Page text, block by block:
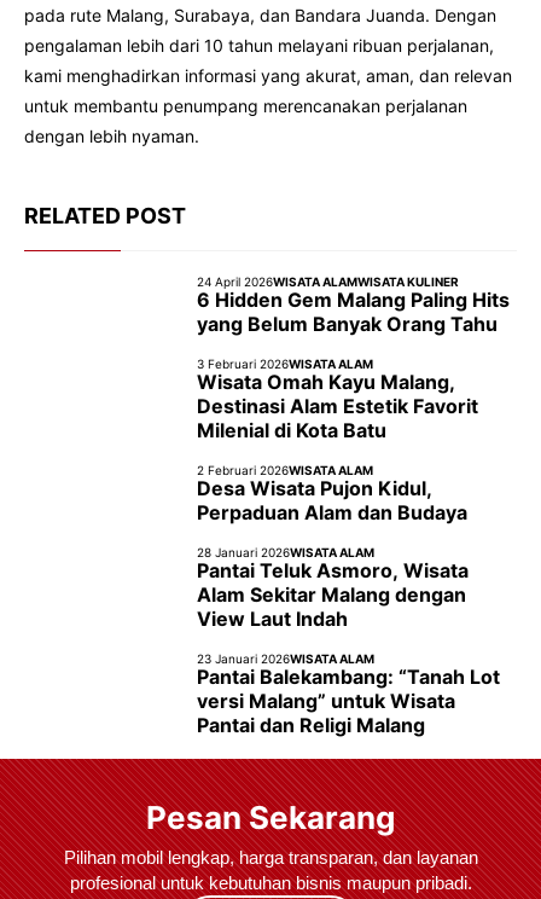
pada rute Malang, Surabaya, dan Bandara Juanda. Dengan
pengalaman lebih dari 10 tahun melayani ribuan perjalanan,
kami menghadirkan informasi yang akurat, aman, dan relevan
untuk membantu penumpang merencanakan perjalanan
dengan lebih nyaman.
RELATED POST
24 April 2026WISATA ALAMWISATA KULINER
6 Hidden Gem Malang Paling Hits
yang Belum Banyak Orang Tahu
3 Februari 2026WISATA ALAM
Wisata Omah Kayu Malang,
Destinasi Alam Estetik Favorit
Milenial di Kota Batu
2 Februari 2026WISATA ALAM
Desa Wisata Pujon Kidul,
Perpaduan Alam dan Budaya
28 Januari 2026WISATA ALAM
Pantai Teluk Asmoro, Wisata
Alam Sekitar Malang dengan
View Laut Indah
23 Januari 2026WISATA ALAM
Pantai Balekambang: “Tanah Lot
versi Malang” untuk Wisata
Pantai dan Religi Malang
Pesan Sekarang
Pilihan mobil lengkap, harga transparan, dan layanan
profesional untuk kebutuhan bisnis maupun pribadi.